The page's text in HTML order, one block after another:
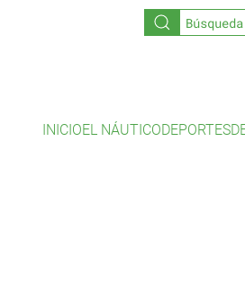
INICIOEL NÁUTICODEPORTES